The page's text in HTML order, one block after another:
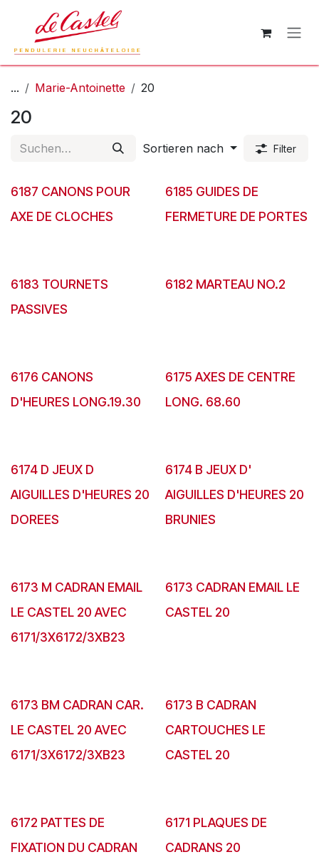
Zum Inhalt springen
... Marie-Antoinette 20
20
Sortieren nach Filter
6187 CANONS POUR
AXE DE CLOCHES
6185 GUIDES DE
FERMETURE DE PORTES
6183 TOURNETS
PASSIVES
6182 MARTEAU NO.2
6176 CANONS
D'HEURES LONG.19.30
6175 AXES DE CENTRE
LONG. 68.60
6174 D JEUX D
AIGUILLES D'HEURES 20
DOREES
6174 B JEUX D'
AIGUILLES D'HEURES 20
BRUNIES
6173 M CADRAN EMAIL
LE CASTEL 20 AVEC
6171/3X6172/3XB23
6173 CADRAN EMAIL LE
CASTEL 20
6173 BM CADRAN CAR.
LE CASTEL 20 AVEC
6171/3X6172/3XB23
6173 B CADRAN
CARTOUCHES LE
CASTEL 20
6172 PATTES DE
FIXATION DU CADRAN
6171 PLAQUES DE
CADRANS 20